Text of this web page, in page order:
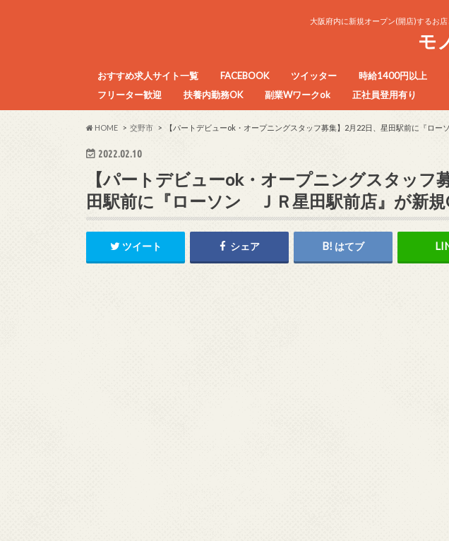
大阪府内に新規オープン(開店)するお
モ
おすすめ求人サイト一覧
目的別アルバイト求人サイトまとめ
FACEBOOK ツイッター 時給1400円以上
フリーター歓迎
扶養内勤務OK 副業Wワークok 正社員登用有り
HOME 交野市 【パートデビューok・オープニングスタッフ募集】2月22日、星田駅前に『ロ
2022.02.10
【パートデビューok・オープニングスタッフ
田駅前に『ローソン ＪＲ星田駅前店』が新規
ツイート シェア はてブ